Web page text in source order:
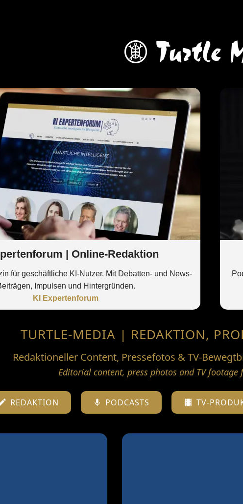
| Online-Redaktion
für geschäftliche KI-Nutzer. Mit Debatten- und News-
Impulsen und Hintergründen.
KI Expertenforum
TURTLE-MEDIA | REDAKTION,
Redaktioneller Content, Pressefotos & TV-
Editorial content, press photos and TV
REDAKTION PODCASTS TV-